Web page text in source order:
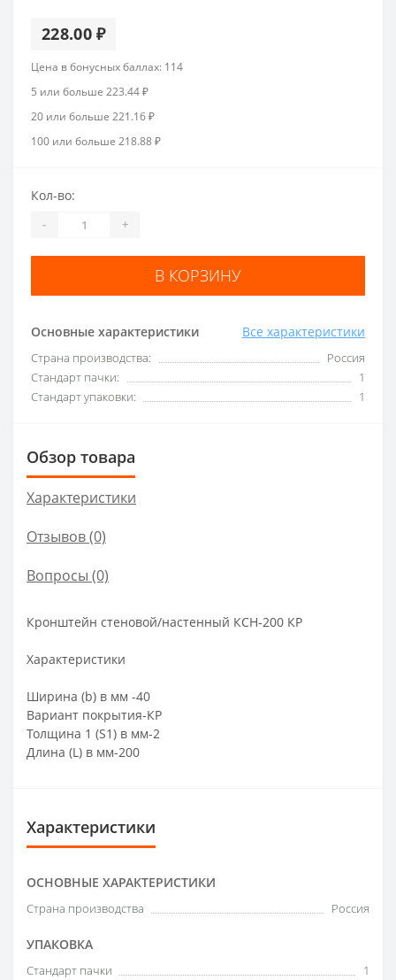
228.00 ₽
Цена в бонусных баллах: 114
5 или больше 223.44 ₽
20 или больше 221.16 ₽
100 или больше 218.88 ₽
Основные характеристики Все характеристики
Страна производства:
Россия
Стандарт пачки:
1
Стандарт упаковки:
1
Кол-во:
- +
В КОРЗИНУ
Обзор товара
Характеристики
Отзывов (0)
Вопросы (0)
Кронштейн стеновой/настенный КСН-200 КР
Характеристики
Ширина (b) в мм -40
Вариант покрытия-КР
Толщина 1 (S1) в мм-2
Длина (L) в мм-200
Характеристики
ОСНОВНЫЕ ХАРАКТЕРИСТИКИ
Страна производства Россия
УПАКОВКА
Стандарт пачки
1